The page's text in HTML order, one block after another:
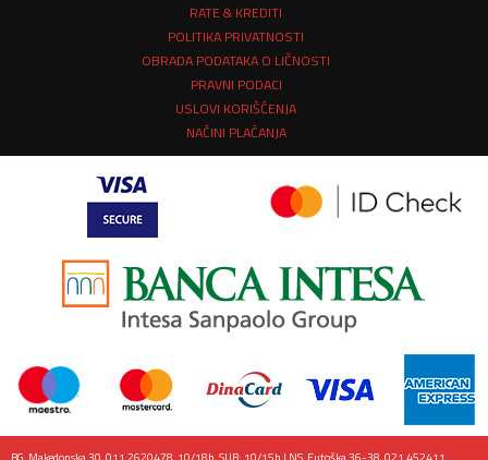
RATE & KREDITI
POLITIKA PRIVATNOSTI
OBRADA PODATAKA O LIČNOSTI
PRAVNI PODACI
USLOVI KORIŠĆENJA
NAČINI PLAĆANJA